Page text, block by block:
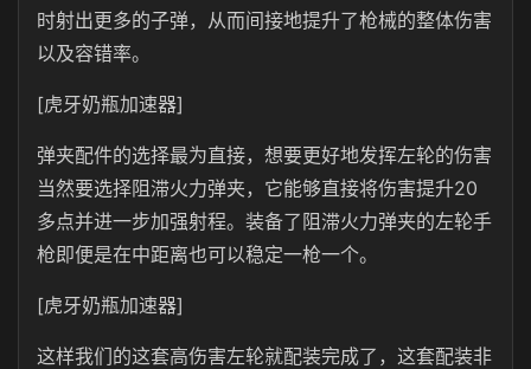
时射出更多的子弹，从而间接地提升了枪械的整体伤害
以及容错率。
[虎牙奶瓶加速器]
弹夹配件的选择最为直接，想要更好地发挥左轮的伤害
当然要选择阻滞火力弹夹，它能够直接将伤害提升20
多点并进一步加强射程。装备了阻滞火力弹夹的左轮手
枪即便是在中距离也可以稳定一枪一个。
[虎牙奶瓶加速器]
这样我们的这套高伤害左轮就配装完成了，这套配装非